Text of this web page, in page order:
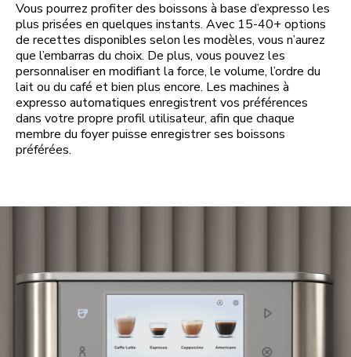
Vous pourrez profiter des boissons à base d’expresso les
plus prisées en quelques instants. Avec 15-40+ options
de recettes disponibles selon les modèles, vous n’aurez
que l’embarras du choix. De plus, vous pouvez les
personnaliser en modifiant la force, le volume, l’ordre du
lait ou du café et bien plus encore. Les machines à
expresso automatiques enregistrent vos préférences
dans votre propre profil utilisateur, afin que chaque
membre du foyer puisse enregistrer ses boissons
préférées.